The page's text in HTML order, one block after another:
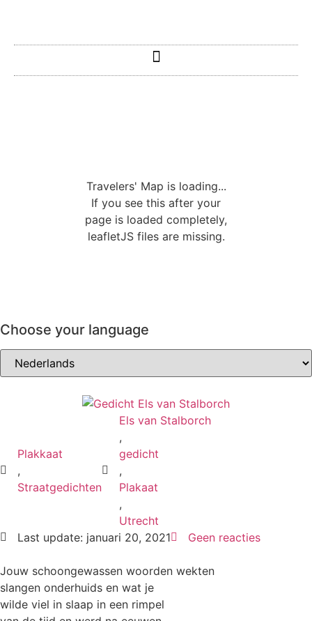
Travelers' Map is loading...
If you see this after your
page is loaded completely,
leafletJS files are missing.
Choose your language
Plakkaat
,
Straatgedichten
Els van Stalborch
,
gedicht
,
Plakaat
,
Utrecht
Last update: januari 20, 2021
Geen reacties
Jouw schoongewassen woorden wekten
slangen onderhuids en wat je
wilde viel in slaap in een rimpel